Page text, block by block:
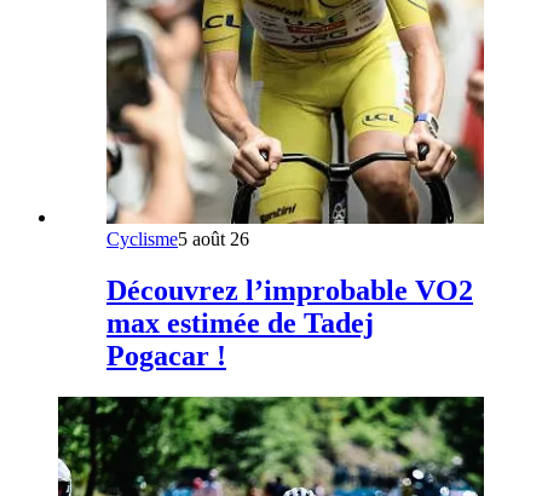
Cyclisme5 août 26
Découvrez l’improbable VO2
max estimée de Tadej
Pogacar !